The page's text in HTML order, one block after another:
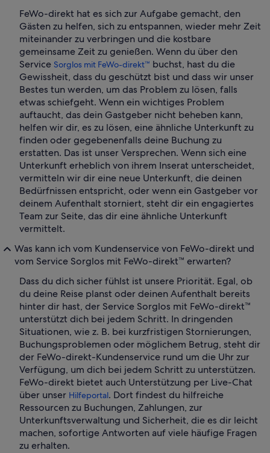
FeWo-direkt hat es sich zur Aufgabe gemacht, den
Gästen zu helfen, sich zu entspannen, wieder mehr Zeit
miteinander zu verbringen und die kostbare
gemeinsame Zeit zu genießen. Wenn du über den
Service Sorglos mit FeWo-direkt™ buchst, hast du die
Gewissheit, dass du geschützt bist und dass wir unser
Bestes tun werden, um das Problem zu lösen, falls
etwas schiefgeht. Wenn ein wichtiges Problem
auftaucht, das dein Gastgeber nicht beheben kann,
helfen wir dir, es zu lösen, eine ähnliche Unterkunft zu
finden oder gegebenenfalls deine Buchung zu
erstatten. Das ist unser Versprechen. Wenn sich eine
Unterkunft erheblich von ihrem Inserat unterscheidet,
vermitteln wir dir eine neue Unterkunft, die deinen
Bedürfnissen entspricht, oder wenn ein Gastgeber vor
deinem Aufenthalt storniert, steht dir ein engagiertes
Team zur Seite, das dir eine ähnliche Unterkunft
vermittelt.
Was kann ich vom Kundenservice von FeWo-direkt und
vom Service Sorglos mit FeWo-direkt™ erwarten?
Dass du dich sicher fühlst ist unsere Priorität. Egal, ob
du deine Reise planst oder deinen Aufenthalt bereits
hinter dir hast, der Service Sorglos mit FeWo-direkt™
unterstützt dich bei jedem Schritt. In dringenden
Situationen, wie z. B. bei kurzfristigen Stornierungen,
Buchungsproblemen oder möglichem Betrug, steht dir
der FeWo-direkt-Kundenservice rund um die Uhr zur
Verfügung, um dich bei jedem Schritt zu unterstützen.
FeWo-direkt bietet auch Unterstützung per Live-Chat
über unser Hilfeportal. Dort findest du hilfreiche
Ressourcen zu Buchungen, Zahlungen, zur
Unterkunftsverwaltung und Sicherheit, die es dir leicht
machen, sofortige Antworten auf viele häufige Fragen
zu erhalten.